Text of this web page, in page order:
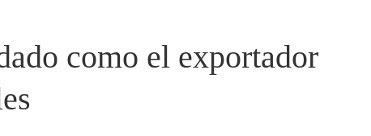
como el exportador